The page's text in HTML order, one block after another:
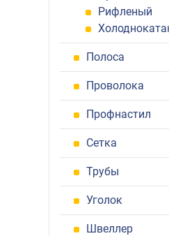
Рифленый
Полоса
Проволока
Профнастил
Сетка
Трубы
Уголок
Швеллер